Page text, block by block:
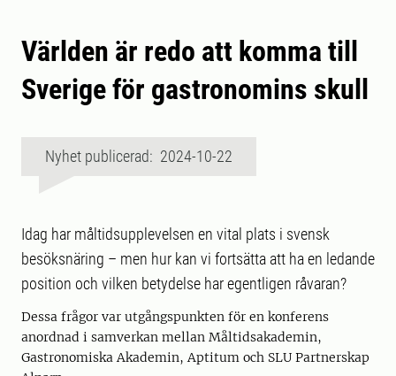
Världen är redo att komma till
Sverige för gastronomins skull
Nyhet publicerad: 2024-10-22
Idag har måltidsupplevelsen en vital plats i svensk
besöksnäring – men hur kan vi fortsätta att ha en ledande
position och vilken betydelse har egentligen råvaran?
Dessa frågor var utgångspunkten för en konferens
anordnad i samverkan mellan Måltidsakademin,
Gastronomiska Akademin, Aptitum och SLU Partnerskap